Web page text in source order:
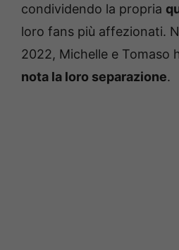
condividendo la propria
loro fans più affezionati.
2022, Michelle e Tomaso
nota la loro separazione.